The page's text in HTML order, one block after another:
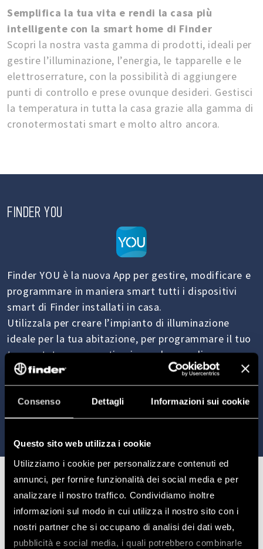
Consenso Dettagli Informazioni sui cookie
Questo sito web utilizza i cookie
Utilizziamo i cookie per personalizzare contenuti ed
annunci, per fornire funzionalità dei social media e per
analizzare il nostro traffico. Condividiamo inoltre
informazioni sul modo in cui utilizza il nostro sito con i
nostri partner che si occupano di analisi dei dati web,
pubblicità e social media, i quali potrebbero combinarle
Semplifica la tua vita e rendi la casa più
intelligente con la smart home di Finder
Scopri la nostra vasta gamma di prodotti, ideali per
gestire l’illuminazione, l’energia, le tapparelle e le
elettroserrature, con la possibilità di aggiungere
punti di controllo e prese ovunque desideri. Gestisci
la temperatura in tutta la casa grazie alla gamma di
cronotermostati smart e molto altro ancora.
FINDER YOU
Finder YOU è la nuova App per gestire, modificare e
programmare in maniera smart tutti i dispositivi
smart di Finder installati in casa.
Utilizzala per creare l’impianto di illuminazione
ideale per la tua abitazione, per programmare il tuo
termostato e per gestire, in modo semplice e
veloce, prese, tende o tapparelle smart.